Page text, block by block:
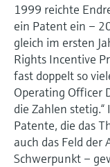
1999 reichte
ein Patent ein –
gleich im ersten
Rights Incentive
fast doppelt so
Operating Officer
die Zahlen
Patente, die das
auch das Feld der
Schwerpunkt –